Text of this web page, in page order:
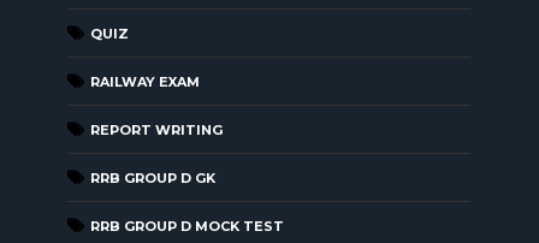
QUIZ
RAILWAY EXAM
REPORT WRITING
RRB GROUP D GK
RRB GROUP D MOCK TEST